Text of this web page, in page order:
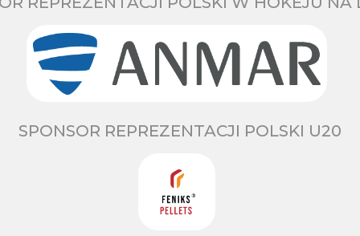
SPONSOR REPREZENTACJI POLSKI U20